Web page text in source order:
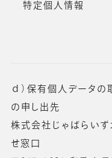
特定個人情報
ｄ）保有個人データ
の申し出先
株式会社じゃばらい
せ窓口